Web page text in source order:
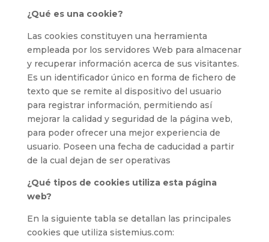
¿Qué es una cookie?
Las cookies constituyen una herramienta
empleada por los servidores Web para almacenar
y recuperar información acerca de sus visitantes.
Es un identificador único en forma de fichero de
texto que se remite al dispositivo del usuario
para registrar información, permitiendo así
mejorar la calidad y seguridad de la página web,
para poder ofrecer una mejor experiencia de
usuario. Poseen una fecha de caducidad a partir
de la cual dejan de ser operativas
¿Qué tipos de cookies utiliza esta página
web?
En la siguiente tabla se detallan las principales
cookies que utiliza sistemius.com: